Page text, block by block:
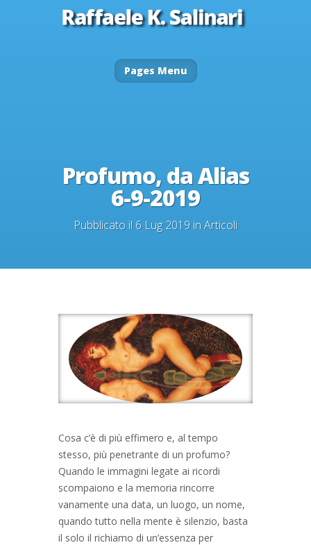
Pages Menu
Profumo, da Alias
6-9-2019
Pubblicato il 6 Lug 2019 inArticoli
Cosa c’è di più effimero e, al tempo
stesso, più penetrante di un profumo?
Quando le immagini legate ai ricordi
scompaiono e la memoria rincorre
vanamente una data, un luogo, un nome,
quando tutto nella mente è silenzio, basta
il solo il richiamo di un’essenza per